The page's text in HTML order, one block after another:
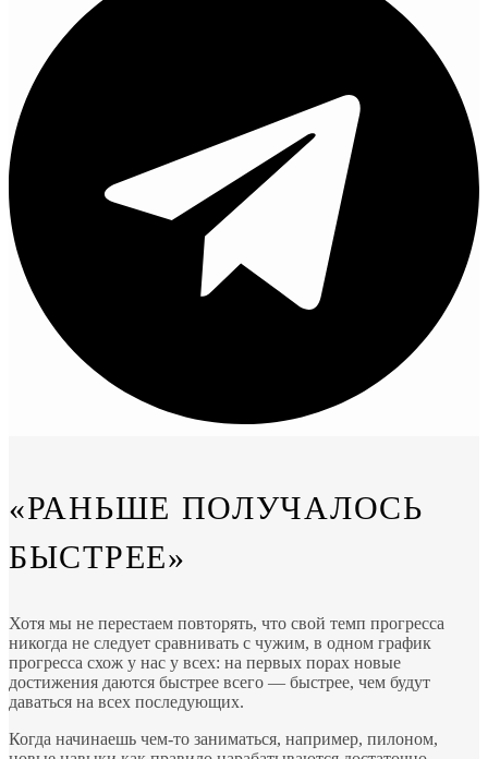
«РАНЬШЕ ПОЛУЧАЛОСЬ
БЫСТРЕЕ»
Хотя мы не перестаем повторять, что свой темп прогресса
никогда не следует сравнивать с чужим, в одном график
прогресса схож у нас у всех: на первых порах новые
достижения даются быстрее всего — быстрее, чем будут
даваться на всех последующих.
Когда начинаешь чем-то заниматься, например, пилоном,